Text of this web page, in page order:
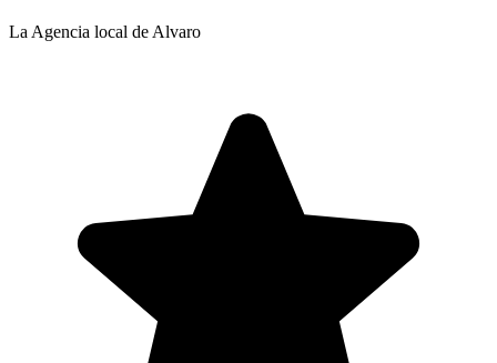
La Agencia local de Alvaro